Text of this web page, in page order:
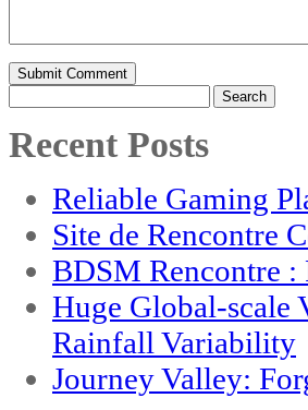
Search
for:
Recent Posts
Reliable Gaming
Site de Rencontre
BDSM Rencontre :
Huge Global-scale
Rainfall Variability
Journey Valley: